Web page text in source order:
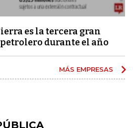
es la tercera gran
durante el año
MÁS EMPRESAS